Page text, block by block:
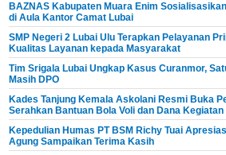
BAZNAS Kabupaten Muara Enim
di Aula Kantor Camat Lubai
SMP Negeri 2 Lubai Ulu Terapkan Pelayanan
Kualitas Layanan kepada Masyarakat
Tim Srigala Lubai Ungkap Kasus Curanmor,
Masih DPO
Kades Tanjung Kemala Askolani Resmi Buka
Serahkan Bantuan Bola Voli dan Dana
Kepedulian Humas PT BSM Richy Tuai
Agung Sampaikan Terima Kasih